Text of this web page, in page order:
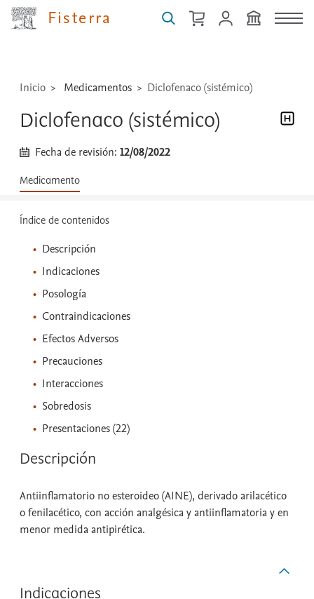
Fisterra
técnicas
Inicio Medicamentos Diclofenaco (sistémico)
Diclofenaco (sistémico)
Fecha de revisión:12/08/2022
Medicamento
Índice de contenidos
Descripción
Indicaciones
Posología
Contraindicaciones
Efectos Adversos
Precauciones
Interacciones
Sobredosis
Presentaciones (22)
Descripción
Antiinflamatorio no esteroideo (AINE), derivado arilacético
o fenilacético, con acción analgésica y antiinflamatoria y en
menor medida antipirética.
Indicaciones